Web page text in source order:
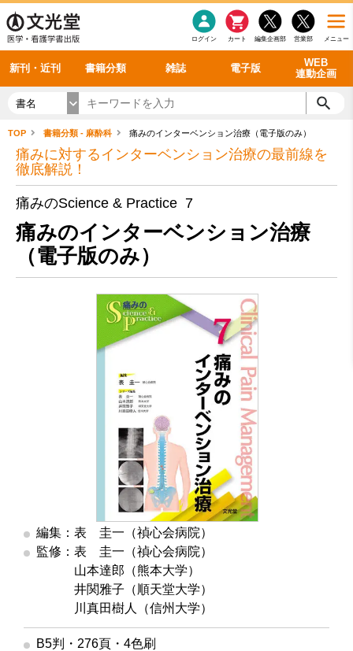
メニュー
営業部
編集企画部
カート
ログイン
新刊・近刊 書籍分類 雑誌 電子版
WEB
連動企画
感染症 老年医学
看護・介護
呼吸器
循環器
シリーズ一覧
雑誌投稿規定
理学療法
雑誌案内・年間購読 最新号 バックナンバー
電子書籍
電子雑誌
書籍「データに基づく臨床動作分析」WEB動画
書籍「眼手術学」WEB動画
書籍「神経症候学 II 改訂第二版」 WEB動画
新刊一覧
今後の発行予定
書名
TOP 書籍分類 - 麻酔科 痛みのインターベンション治療（電子版のみ）
痛みに対するインターベンション治療の最前線を
徹底解説！
痛みのScience & Practice 7
痛みのインターベンション治療
（電子版のみ）
編集：表 圭一（禎心会病院）
監修：表 圭一（禎心会病院）
山本達郎（熊本大学）
井関雅子（順天堂大学）
川真田樹人（信州大学）
B5判・276頁・4色刷